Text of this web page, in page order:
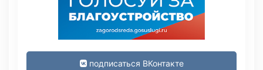
подписаться ВКонтакте